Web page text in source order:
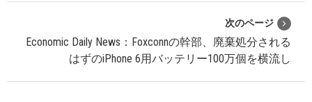
次のページ
Economic Daily News：Foxconnの幹部、廃棄処分される
はずのiPhone 6用バッテリー100万個を横流し